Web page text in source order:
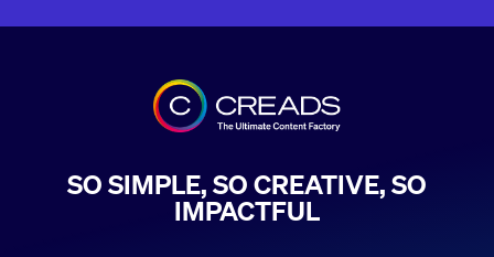
SO SIMPLE, SO CREATIVE, SO
IMPACTFUL